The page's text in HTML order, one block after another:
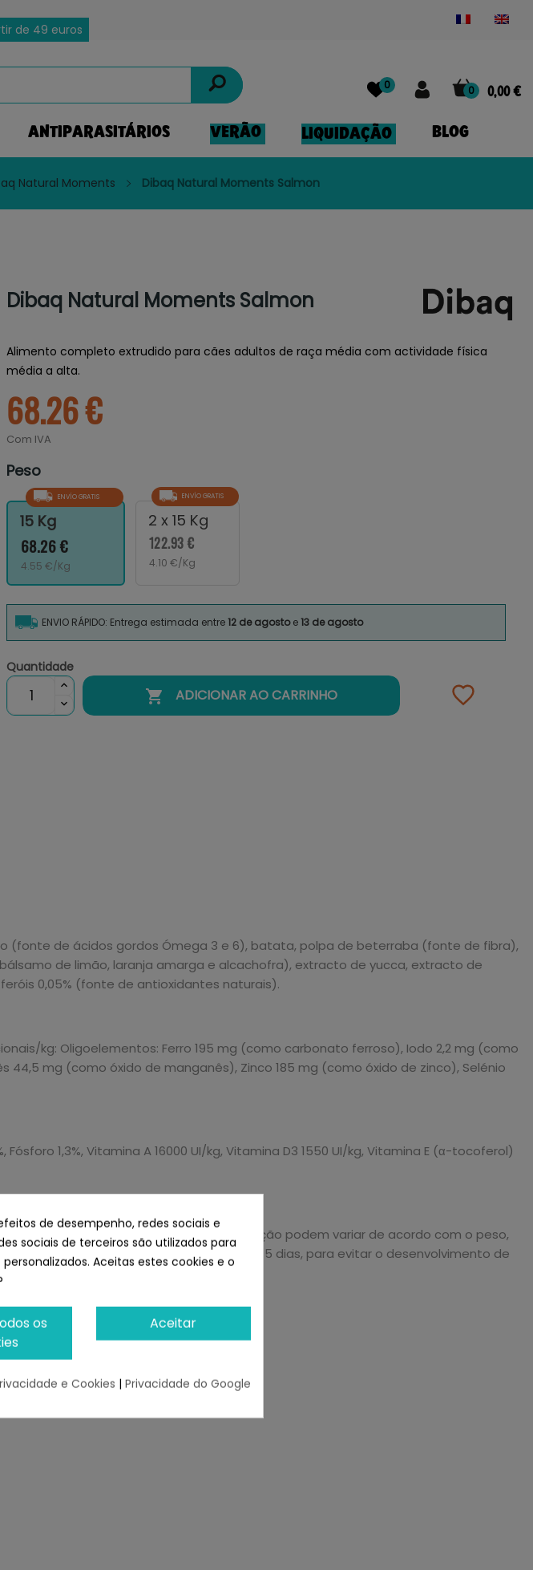
de 49 euros
0 0,00 €
0
ANTIPARASITÁRIOS VERÃO LIQUIDAÇÃO BLOG
Natural Moments Dibaq Natural Moments Salmon
Dibaq Natural Moments Salmon
Alimento completo extrudido para cães adultos de raça média com actividade física
média a alta.
68.26 €
Com IVA
Peso
ENVÍO GRATIS
15 Kg
68.26 €
4.55 €/Kg
ENVÍO GRATIS
2 x 15 Kg
122.93 €
4.10 €/Kg
ENVIO RÁPIDO: Entrega estimada entre12 de agostoe13 de agosto
Quantidade
 ADICIONAR AO CARRINHO
(fonte de ácidos gordos Ómega 3 e 6), batata, polpa de beterraba (fonte de fibra),
de limão, laranja amarga e alcachofra), extracto de yucca, extracto de
0,05% (fonte de antioxidantes naturais).
kg: Oligoelementos: Ferro 195 mg (como carbonato ferroso), Iodo 2,2 mg (como
mg (como óxido de manganês), Zinco 185 mg (como óxido de zinco), Selénio
1,3%, Vitamina A 16000 UI/kg, Vitamina D3 1550 UI/kg, Vitamina E (α-tocoferol)
indicadas na tabela de alimentação podem variar de acordo com o peso,
ser gradual, durante um período de 4 a 5 dias, para evitar o desenvolvimento de
luz solar directa.
de desempenho, redes sociais e
sociais de terceiros são utilizados para
Aceitas estes cookies e o
Aceitar
os
e Cookies | Privacidade do Google